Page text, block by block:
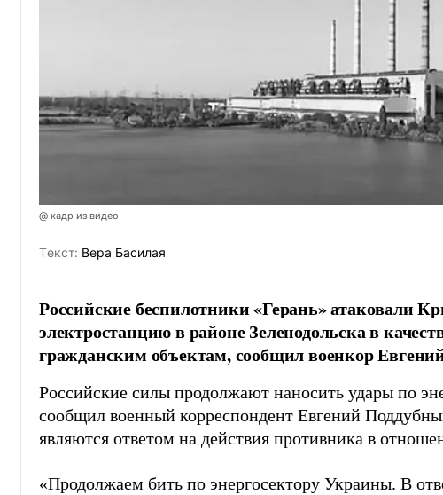
@ кадр из видео
Tекст: Вера Басилая
Российские беспилотники «Герань» атаковали
электростанцию в районе Зеленодольска в
гражданским объектам, сообщил военкор
Российские силы продолжают наносить удары по
сообщил военный корреспондент Евгений
являются ответом на действия противника в
«Продолжаем бить по энергосектору Украины. В